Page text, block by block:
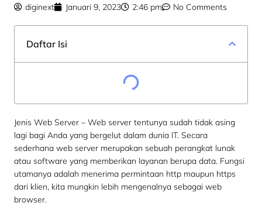
diginext Januari 9, 2023 2:46 pm No Comments
Daftar Isi
Jenis Web Server – Web server tentunya sudah tidak asing
lagi bagi Anda yang bergelut dalam dunia IT. Secara
sederhana web server merupakan sebuah perangkat lunak
atau software yang memberikan layanan berupa data. Fungsi
utamanya adalah menerima permintaan http maupun https
dari klien, kita mungkin lebih mengenalnya sebagai web
browser.